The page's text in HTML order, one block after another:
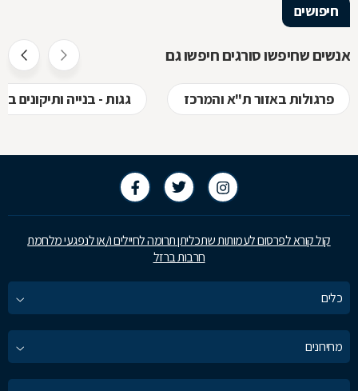
על הסורגים? כל הטיפים לפניכםחיפושים
אנשים שחיפשו סורגים חיפשו גם
פרגולות באזור ת"א והמרכז גגות - בנייה ותיקונים
קול קורא לפרסום לעמותות שתכליתן תרומה לחיילים ו/או לנפגעי מלחמת
חרבות ברזל
כלים
מחירונים